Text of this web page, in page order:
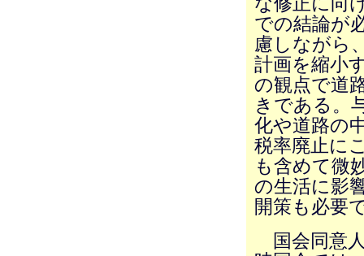
での結論が
慮しながら
計画を縮小
の観点で道
きである。
化や道路の
税率廃止に
も含めて微
の生活に影
開策も必要
国会同意